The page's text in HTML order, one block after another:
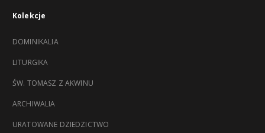
Kolekcje
DOMINIKALIA
LITURGIKA
ŚW. TOMASZ Z AKWINU
ARCHIWALIA
URATOWANE DZIEDZICTWO